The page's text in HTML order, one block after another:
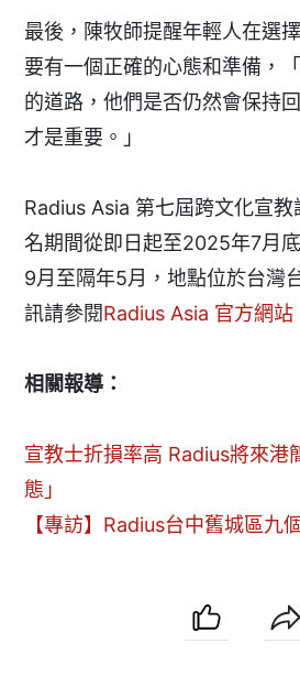
最後，陳牧師提醒年輕人在選
要有一個正確的心態和準備，
的道路，他們是否仍然會保持
才是重要。」
Radius Asia 第七屆跨文化宣
名期間從即日起至2025年7月
9月至隔年5月，地點位於台灣
訊請參閱Radius Asia 官方網站
相關報導：
宣教士折損率高 Radius將來港
態」
【專訪】Radius台中舊城區九